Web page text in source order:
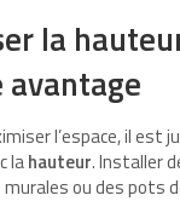
la
l’espace, il est
lahauteur. Installer
ou des pots